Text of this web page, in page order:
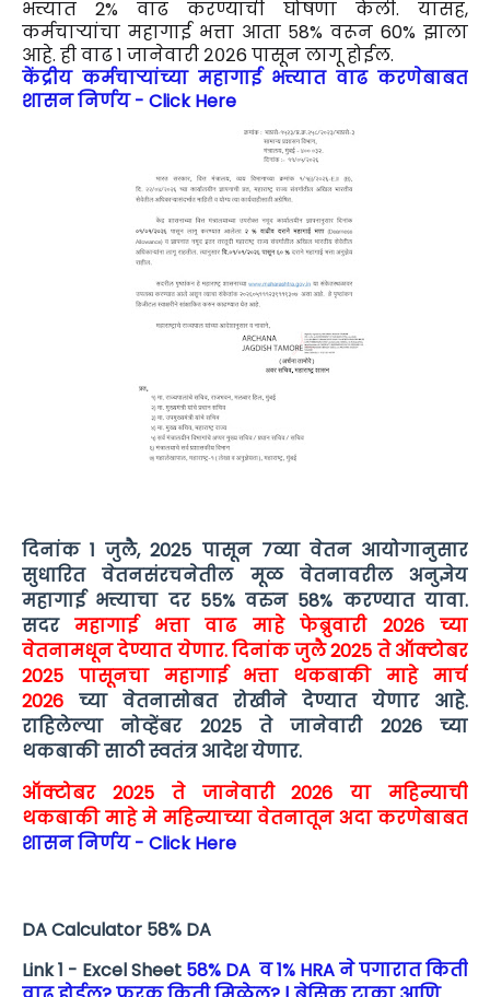
भत्त्यात 2% वाढ करण्याची घोषणा केली. यासह,
कर्मचाऱ्यांचा महागाई भत्ता आता ५8% वरून 60% झाला
आहे. ही वाढ १ जानेवारी २०२6 पासून लागू होईल.
केंद्रीय कर्मचाऱ्यांच्या महागाई भत्त्यात वाढ करणेबाबत
शासन निर्णय - Click Here
दिनांक 1 जुलै, 2025 पासून 7व्या वेतन आयोगानुसार
सुधारित वेतनसंरचनेतील मूळ वेतनावरील अनुज्ञेय
महागाई भत्त्याचा दर 55% वरुन 58% करण्यात यावा.
सदरमहागाई भत्ता वाढ माहे फेब्रुवारी 2026 च्या
वेतनामधून देण्यात येणार. दिनांक जुलै 2025 ते ऑक्टोबर
2025 पासूनचा महागाई भत्ता थकबाकी माहे मार्च
2026 च्या वेतनासोबत रोखीने देण्यात येणार आहे.
राहिलेल्या नोव्हेंबर 2025 ते जानेवारी 2026 च्या
थकबाकी साठी स्वतंत्र आदेश येणार.
ऑक्टोबर 2025 ते जानेवारी 2026 या महिन्याची
थकबाकी माहे मे महिन्याच्या वेतनातून अदा करणेबाबत
शासन‌ निर्णय - Click Here
DA Calculator 58% DA
Link 1 - Excel Sheet 58% DA व 1% HRA ने पगारात किती